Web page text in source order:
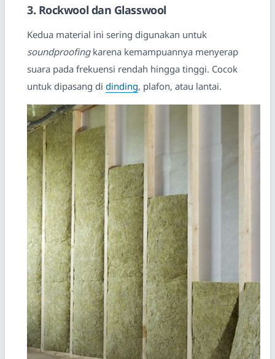
3. Rockwool dan Glasswool
Kedua material ini sering digunakan untuk
soundproofingkarena kemampuannya menyerap
suara pada frekuensi rendah hingga tinggi. Cocok
untuk dipasang di dinding, plafon, atau lantai.